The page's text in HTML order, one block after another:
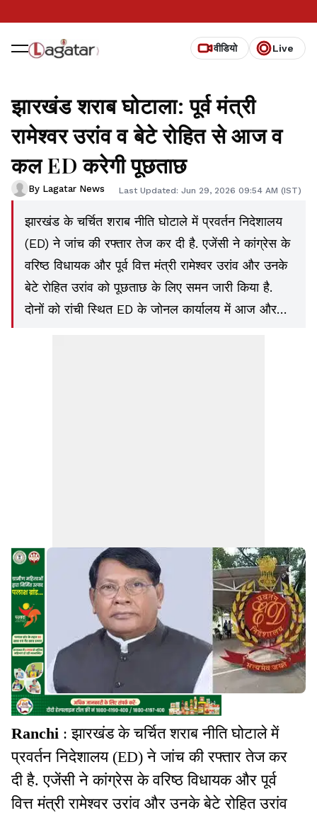
वीडियो Live
झारखंड शराब घोटाला: पूर्व मंत्री
रामेश्वर उरांव व बेटे रोहित से आज व
कल ED करेगी पूछताछ
By Lagatar News Last Updated: Jun 29, 2026 09:54 AM (IST)
झारखंड के चर्चित शराब नीति घोटाले में प्रवर्तन निदेशालय
(ED) ने जांच की रफ्तार तेज कर दी है. एजेंसी ने कांग्रेस के
वरिष्ठ विधायक और पूर्व वित्त मंत्री रामेश्वर उरांव और उनके
बेटे रोहित उरांव को पूछताछ के लिए समन जारी किया है.
दोनों को रांची स्थित ED के जोनल कार्यालय में आज और
Ranchi : झारखंड के चर्चित शराब नीति घोटाले में
प्रवर्तन निदेशालय (ED) ने जांच की रफ्तार तेज कर
दी है. एजेंसी ने कांग्रेस के वरिष्ठ विधायक और पूर्व
वित्त मंत्री रामेश्वर उरांव और उनके बेटे रोहित उरांव